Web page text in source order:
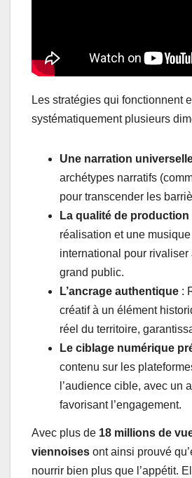
Les stratégies qui fonctionnent
systématiquement plusieurs
Une narration
archétypes narratifs
pour transcender les
La qualité de production
réalisation et une
international pour
grand public.
L’ancrage authentique :
créatif à un élément
réel du territoire,
Le ciblage numérique
contenu sur les
l’audience cible, avec un
favorisant l’engagement.
Avec plus de 18 millions de
viennoises ont ainsi prouvé
nourrir bien plus que l’appétit.